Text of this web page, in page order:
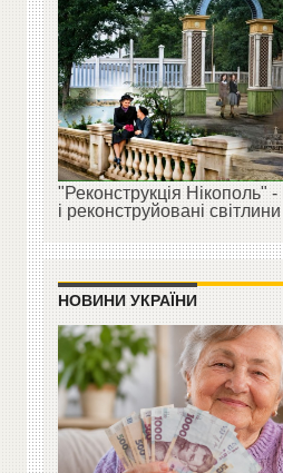
"Реконструкція Нікополь" -
і реконструйовані
НОВИНИ УКРАЇНИ